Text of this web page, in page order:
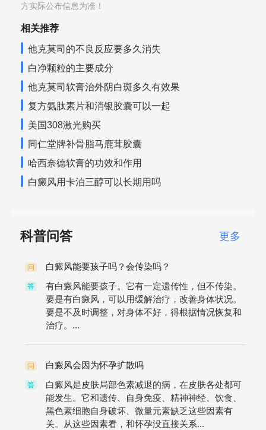
方实际公布信息为准！
相关推荐
他克莫司的不良反应要多久消失
白净颗粒的主要成分
他克莫司软膏治外阴白斑多久有效果
复方氨肽素片和消银胶囊可以一起
美国308激光购买
同仁堂牌补骨脂马鹿茸胶囊
哈西奈德软膏的功效和作用
白癜风用卡泊三醇可以长期用吗
科普问答 更多
问 白癜风能要孩子吗？会传染吗？
答
有白癜风能要孩子。它有一定遗传性，但不传染。
要是有白癜风，可以用缓解治疗，改善身体状况。
要是不及时调整，对身体不好，得根据情况恢复和
治疗。...
问 白癜风会因为怀孕扩散吗
答
白癜风是皮肤局部色素减退的病，在皮肤各处都可
能发生。它和遗传、自身免疫、精神神经、饮食、
黑色素细胞自身破坏、微量元素缺乏这些因素有
关。从这些因素看，和怀孕没直接关系...